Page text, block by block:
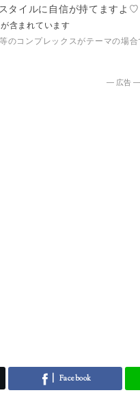
タイルに自信が持てますよ♡
含まれています
のコンプレックスがテーマの場
― 広告 ―
Facebook